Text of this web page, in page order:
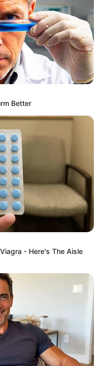
Better
- Here's The Aisle